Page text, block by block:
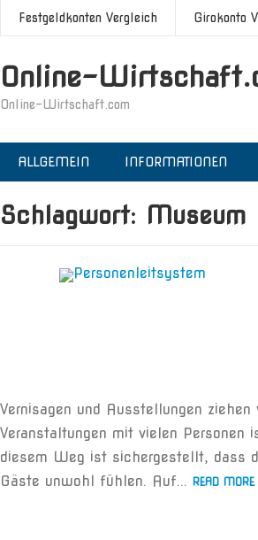
Festgeldkonten Vergleich Girokonto
Online-
Online-Wirtschaft.com
ALLGEMEIN INFORMATIONEN
Schlagwort: Museum
Vernisagen und Ausstellungen
Veranstaltungen mit vielen
diesem Weg ist sichergestellt, dass
Gäste unwohl fühlen. Auf... READ